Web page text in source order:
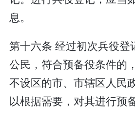
息。
第十六条 经过初次兵役登
公民，符合预备役条件的
不设区的市、市辖区人民
以根据需要，对其进行预